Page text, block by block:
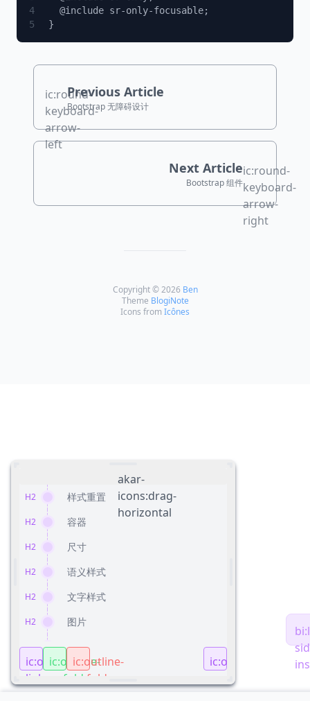
ic:round-
keyboard-
arrow-
left
Previous Article
Bootstrap 无障碍设计
Next Article
Bootstrap 组件
ic:round-
keyboard-
arrow-
right
akar-
icons:drag-
horizontal
ic:outline-
link
ic:outline-
unfold-
ic:outline-
unfold-
ic:outline-
account-
H2 样式重置
H2 容器
H2 尺寸
H2 语义样式
H2 文字样式
H2 图片
H2 表格
H2 间距
Copyright © 2026 Ben
Theme BlogiNote
Icons fromIcônes